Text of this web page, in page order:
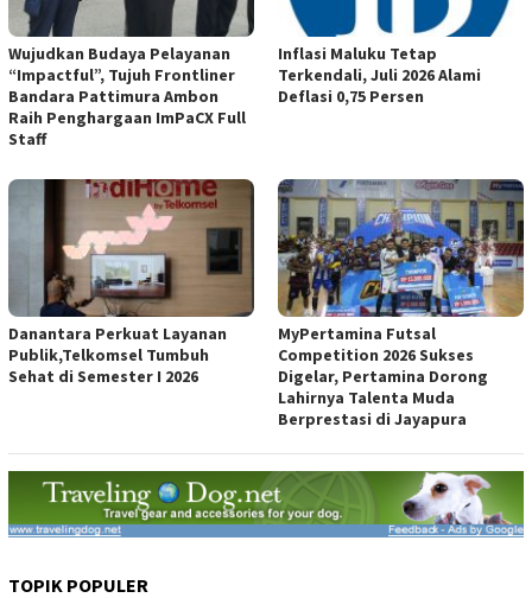
Wujudkan Budaya Pelayanan
“Impactful”, Tujuh Frontliner
Bandara Pattimura Ambon
Raih Penghargaan ImPaCX Full
Staff
Inflasi Maluku Tetap
Terkendali, Juli 2026 Alami
Deflasi 0,75 Persen
Danantara Perkuat Layanan
Publik,Telkomsel Tumbuh
Sehat di Semester I 2026
MyPertamina Futsal
Competition 2026 Sukses
Digelar, Pertamina Dorong
Lahirnya Talenta Muda
Berprestasi di Jayapura
TOPIK POPULER